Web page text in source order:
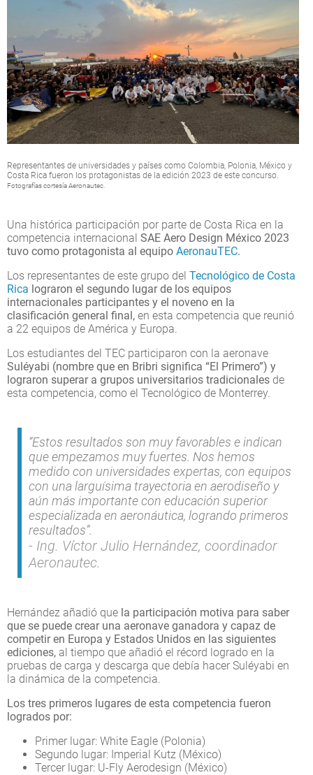
Representantes de universidades y países como Colombia, Polonia, México y
Costa Rica fueron los protagonistas de la edición 2023 de este concurso.
Fotografías cortesía Aeronautec.
Una histórica participación por parte de Costa Rica en la
competencia internacional SAE Aero Design México 2023
tuvo como protagonista al equipo AeronauTEC.
Los representantes de este grupo del Tecnológico de Costa
Rica lograron el segundo lugar de los equipos
internacionales participantes y el noveno en la
clasificación general final, en esta competencia que reunió
a 22 equipos de América y Europa.
Los estudiantes del TEC participaron con la aeronave
Suléyabi (nombre que en Bribri significa “El Primero”) y
lograron superar a grupos universitarios tradicionales de
esta competencia, como el Tecnológico de Monterrey.
“Estos resultados son muy favorables e indican
que empezamos muy fuertes. Nos hemos
medido con universidades expertas, con equipos
con una larguísima trayectoria en aerodiseño y
aún más importante con educación superior
especializada en aeronáutica, logrando primeros
resultados”.
Ing. Víctor Julio Hernández, coordinador
Aeronautec.
Hernández añadió que la participación motiva para saber
que se puede crear una aeronave ganadora y capaz de
competir en Europa y Estados Unidos en las siguientes
ediciones, al tiempo que añadió el récord logrado en la
pruebas de carga y descarga que debía hacer Suléyabi en
la dinámica de la competencia.
Los tres primeros lugares de esta competencia fueron
logrados por:
Primer lugar: White Eagle (Polonia)
Segundo lugar: Imperial Kutz (México)
Tercer lugar: U-Fly Aerodesign (México)